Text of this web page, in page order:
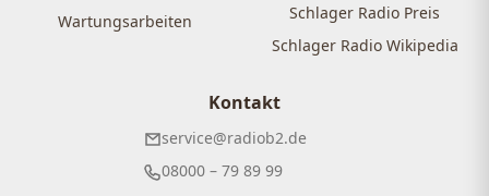
Wartungsarbeiten
Schlager Radio Preis
Schlager Radio Wikipedia
Kontakt
service@radiob2.de
08000 – 79 89 99